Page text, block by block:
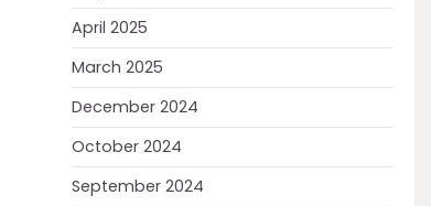
April 2025
March 2025
December 2024
October 2024
September 2024